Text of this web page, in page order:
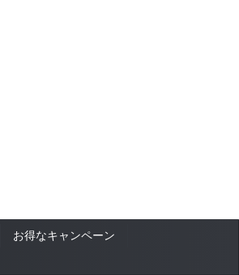
お得なキャンペーン